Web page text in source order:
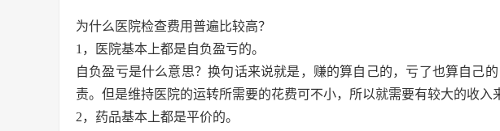
为什么医院检查费用普遍比较高？
1，医院基本上都是自负盈亏的。
自负盈亏是什么意思？换句话来说就是，赚的算自己的，亏了也算自己
责。但是维持医院的运转所需要的花费可不小，所以就需要有较大的收入
2，药品基本上都是平价的。